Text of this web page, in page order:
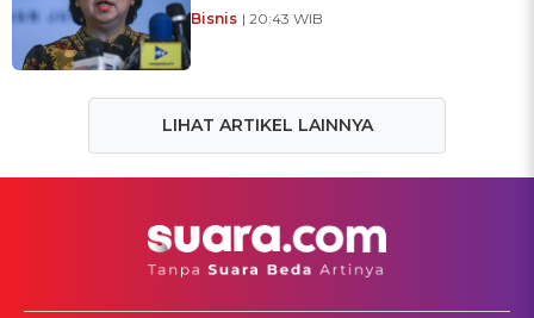
Bisnis | 20:43 WIB
LIHAT ARTIKEL LAINNYA